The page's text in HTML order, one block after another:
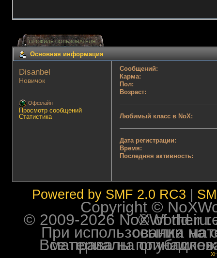
ПРОФИЛЬ ПОЛЬЗОВАТЕЛЯ
Основная информация
Disanbel
Новичок
Оффлайн
Просмотр сообщений
Статистика
Сообщений:
Карма:
Пол:
Возраст:
Любимый класс в NoX:
Дата регистрации:
Время:
Последняя активность:
Powered by SMF 2.0 RC3
Copyright ©
© 2009-2026 NoXWorld.ru. All
При использовании
Все права на опубликованные на форуме